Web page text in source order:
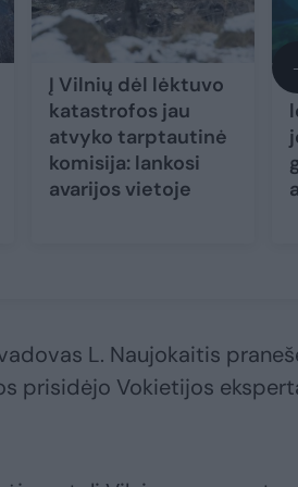
Į Vilnių dėl lėktuvo
katastrofos jau
atvyko tarptautinė
komisija: lankosi
avarijos vietoje
L. Naujokaitis
prisidėjo Vokietijos